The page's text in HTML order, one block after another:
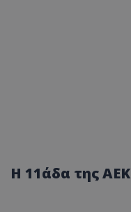
Η 11άδα της ΑΕΚ